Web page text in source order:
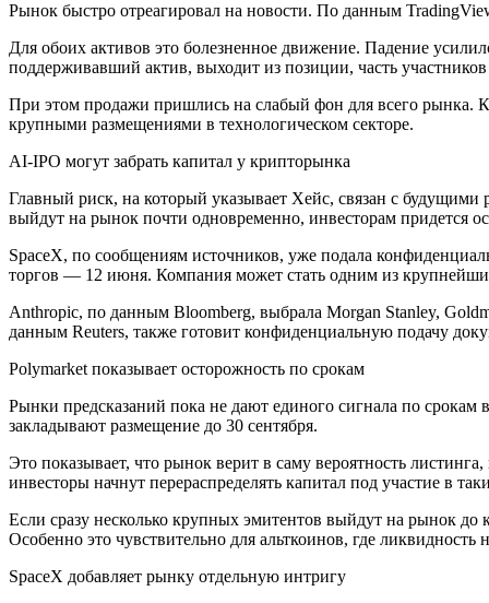
Рынок быстро отреагировал на новости. По данным
Для обоих активов это болезненное движение. Падение
поддерживавший актив, выходит из позиции, часть
При этом продажи пришлись на слабый фон для всего рынка.
крупными размещениями в технологическом секторе.
AI-IPO могут забрать капитал у крипторынка
Главный риск, на который указывает Хейс, связан с
выйдут на рынок почти одновременно, инвесторам придется
SpaceX, по сообщениям источников, уже подала
торгов — 12 июня. Компания может стать одним из
Anthropic, по данным Bloomberg, выбрала Morgan Stanley,
данным Reuters, также готовит конфиденциальную подачу
Polymarket показывает осторожность по срокам
Рынки предсказаний пока не дают единого сигнала по
закладывают размещение до 30 сентября.
Это показывает, что рынок верит в саму вероятность
инвесторы начнут перераспределять капитал под участие в
Если сразу несколько крупных эмитентов выйдут на рынок
Особенно это чувствительно для альткоинов, где
SpaceX добавляет рынку отдельную интригу